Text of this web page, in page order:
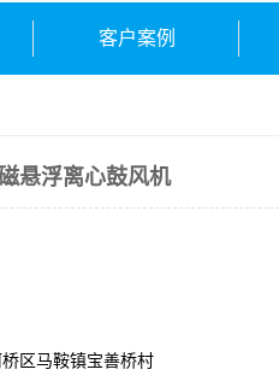
客户案例
悬浮离心鼓风机
区马鞍镇宝善桥村